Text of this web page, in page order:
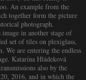
An example from the
together form the picture
photograph.
in another stage of
set of tiles on plexiglass,
We are entering the endless
Katarína Hládeková
also by the
2016, and in which the